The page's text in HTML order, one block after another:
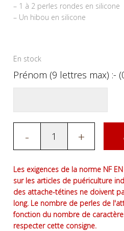
– 1 à 2 perles rondes en silicone
– Un hibou en silicone
En stock
Prénom (9 lettres max) :- (
- +
Les exigences de la norme NF
sur les articles de puériculture
des attache-tétines ne doivent
long. Le nombre de perles de
fonction du nombre de
respecter cette consigne.